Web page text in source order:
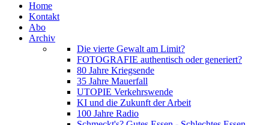
Home
Kontakt
Abo
Archiv
Die vierte Gewalt am Limit?
FOTOGRAFIE authentisch oder generiert?
80 Jahre Kriegsende
35 Jahre Mauerfall
UTOPIE Verkehrswende
KI und die Zukunft der Arbeit
100 Jahre Radio